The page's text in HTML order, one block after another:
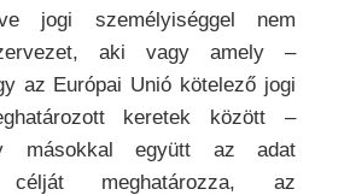
jogi személyiséggel nem
aki vagy amely –
az Európai Unió kötelező jogi
keretek között –
másokkal együtt az adat
célját meghatározza, az